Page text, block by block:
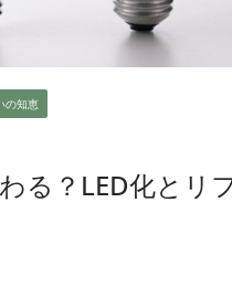
の知恵
る？LED化とリ